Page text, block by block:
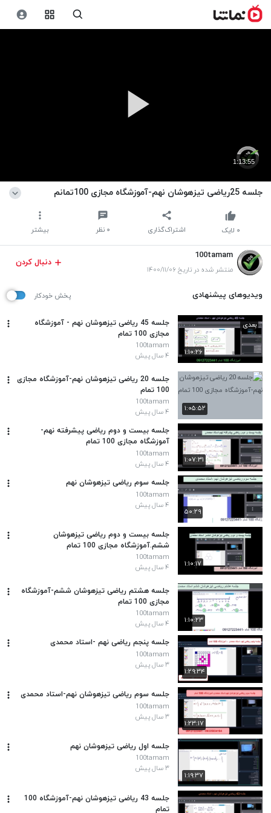
1:13:55
جلسه 25ریاضی تیزهوشان نهم-آموزشگاه مجازی 100تمانم
اشتراک‌گذاری ۰ نظر بیشتر ۰ لایک
100tamam
منتشر شده در تاریخ ۱۴۰۰/۱۱/۰۶
دنبال کردن
ویدیوهای پیشنهادی پخش خودکار
۱:۱۰:۲۶
بعدی
جلسه 45 ریاضی تیزهوشان نهم - آموزشگاه
مجازی 100 تمام
100tamam
۴ سال پیش
۱:۰۵:۵۲
جلسه 20 ریاضی تیزهوشان نهم-آموزشگاه مجازی
100 تمام
100tamam
۴ سال پیش
۱:۰۷:۳۱
جلسه بیست و دوم ریاضی پیشرفته نهم-
آموزشگاه مجازی 100 تمام
100tamam
۴ سال پیش
۵۰:۲۹
جلسه سوم ریاضی تیزهوشان نهم
100tamam
۴ سال پیش
۱:۱۰:۱۷
جلسه بیست و دوم ریاضی تیزهوشان
ششم.آموزشگاه مجازی 100 تمام
100tamam
۴ سال پیش
۱:۱۰:۲۳
جلسه هشتم ریاضی تیزهوشان ششم-آموزشگاه
مجازی 100 تمام
100tamam
۴ سال پیش
۱:۲۹:۳۴
جلسه پنجم ریاضی نهم -استاد محمدی
100tamam
۳ سال پیش
۱:۲۳:۱۷
جلسه سوم ریاضی تیزهوشان نهم-استاد محمدی
100tamam
۳ سال پیش
۱:۱۹:۳۷
جلسه اول ریاضی تیزهوشان نهم
100tamam
۳ سال پیش
جلسه 43 ریاضی تیزهوشان نهم-آموزشگاه 100
تمام